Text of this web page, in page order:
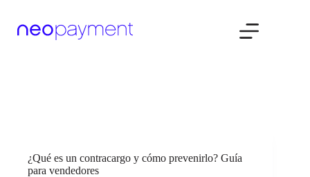
contenido
¿Qué es un contracargo y cómo prevenirlo? Guía
para vendedores